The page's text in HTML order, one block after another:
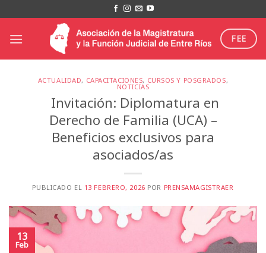
al
contenido
FEE
ACTUALIDAD, CAPACITACIONES, CURSOS Y POSGRADOS,
NOTICIAS
Invitación: Diplomatura en
Derecho de Familia (UCA) –
Beneficios exclusivos para
asociados/as
PUBLICADO EL 13 FEBRERO, 2026 POR PRENSAMAGISTRAER
13
Feb